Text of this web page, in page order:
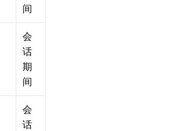
间
会
话
期
间
会
话